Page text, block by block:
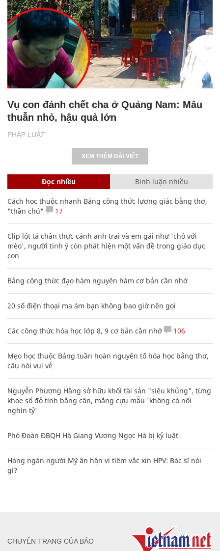
PHÁP LUẬT
Vụ con đánh chết cha ở Quảng Nam: Mâu
thuẫn nhỏ, hậu quả lớn
XEM THÊM BÀI VIẾT
Đọc nhiều Bình luận nhiều
Cách học thuộc nhanh Bảng công thức lượng giác bằng thơ,
"thần chú"
17
Clip lột tả chân thực cảnh anh trai và em gái như 'chó với
mèo', người tinh ý còn phát hiện một vấn đề trong giáo dục
con
Bảng công thức đạo hàm nguyên hàm cơ bản cần nhớ
20 số điện thoại ma ám bạn không bao giờ nên gọi
Các công thức hóa học lớp 8, 9 cơ bản cần nhớ 106
Mẹo học thuộc Bảng tuần hoàn nguyên tố hóa học bằng thơ,
câu nói vui vẻ
Nguyễn Phương Hằng sở hữu khối tài sản "siêu khủng", từng
khoe sổ đỏ tính bằng cân, mắng cựu mẫu 'không có nổi
nghìn tỷ'
Phó Đoàn ĐBQH Hà Giang Vương Ngọc Hà bị kỷ luật
Hàng ngàn người Mỹ ân hận vì tiêm vắc xin HPV: Bác sĩ nói
gì?
CHUYÊN TRANG CỦA BÁO